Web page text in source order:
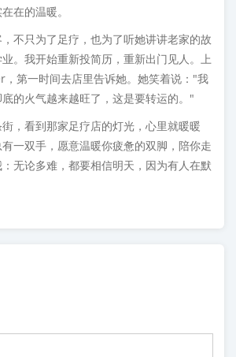
在的温暖。
不只为了足疗，也为了听她讲讲老家的故
。我开始重新投简历，重新出门见人。上
第一时间去店里告诉她。她笑着说："我
的火气越来越旺了，这是要转运的。"
，看到那家足疗店的灯光，心里就暖暖
一双手，愿意温暖你疲惫的双脚，陪你走
无论多难，都要相信明天，因为有人在默